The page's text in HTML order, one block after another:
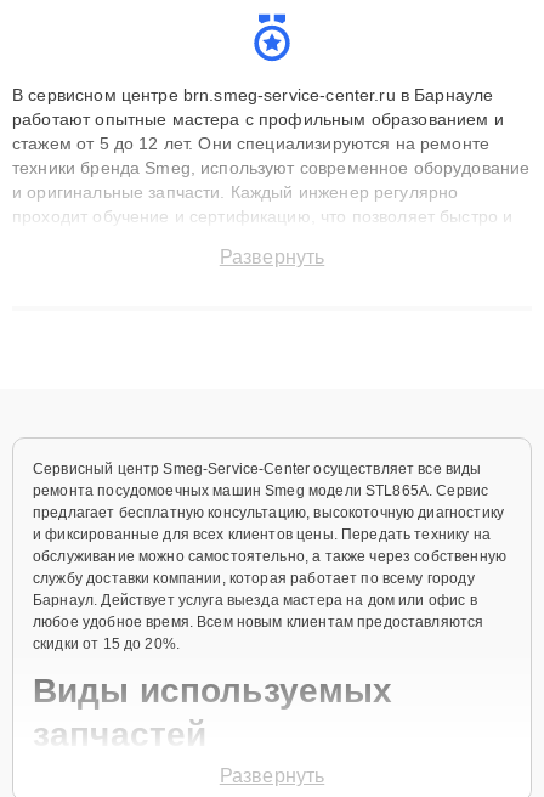
В сервисном центре brn.smeg-service-center.ru в Барнауле
работают опытные мастера с профильным образованием и
стажем от 5 до 12 лет. Они специализируются на ремонте
техники бренда Smeg, используют современное оборудование
и оригинальные запчасти. Каждый инженер регулярно
проходит обучение и сертификацию, что позволяет быстро и
сохранением гарантии до 3 лет. Наши мастера решают
Развернуть
Сервисный центр Smeg-Service-Center осуществляет все виды
ремонта посудомоечных машин Smeg модели STL865A. Сервис
предлагает бесплатную консультацию, высокоточную диагностику
и фиксированные для всех клиентов цены. Передать технику на
обслуживание можно самостоятельно, а также через собственную
службу доставки компании, которая работает по всему городу
Барнаул. Действует услуга выезда мастера на дом или офис в
любое удобное время. Всем новым клиентам предоставляются
скидки от 15 до 20%.
Виды используемых
запчастей
Для ремонта посудомоечной машины модели STL865A
Развернуть